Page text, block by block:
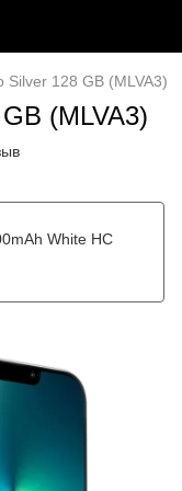
Silver 128 GB (MLVA3)
(MLVA3)
White HC